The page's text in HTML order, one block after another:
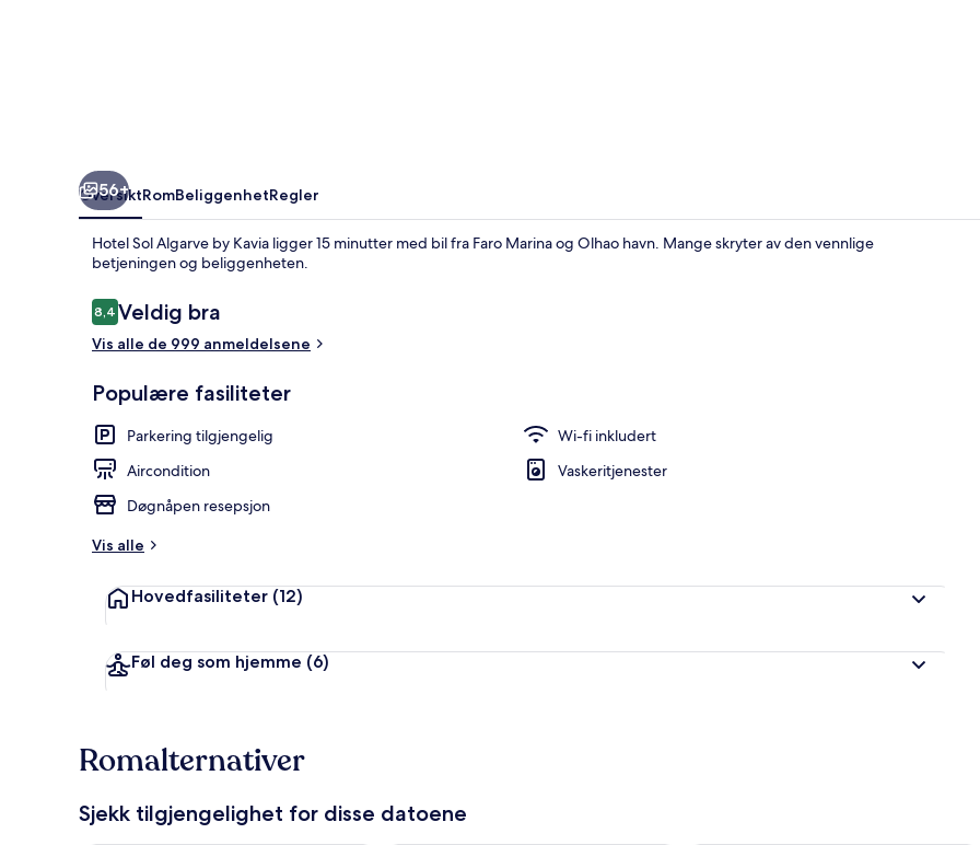
56+
OversiktRomBeliggenhetRegler
Hotel Sol Algarve by Kavia ligger 15 minutter med bil fra Faro Marina og Olhao havn. Mange skryter av den vennlige
betjeningen og beliggenheten.
Anmeldelser
8,48,4 av 10 –
Veldig bra
Vis alle de 999 anmeldelsene
Populære fasiliteter
Parkering tilgjengelig
Wi-fi inkludert
Aircondition
Vaskeritjenester
Døgnåpen resepsjon
Vis alle
Hovedfasiliteter (12)
Føl deg som hjemme (6)
Romalternativer
Sjekk tilgjengelighet for disse datoene